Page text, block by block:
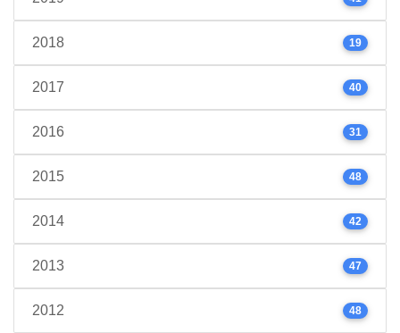
2018 19
2017 40
2016 31
2015 48
2014 42
2013 47
2012 48